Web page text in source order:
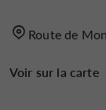
Route de
Voir sur la carte